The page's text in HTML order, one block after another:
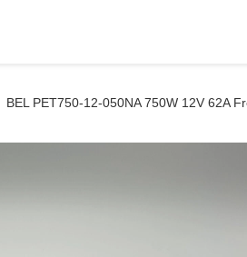
BEL PET750-12-050NA 750W 12V 62A